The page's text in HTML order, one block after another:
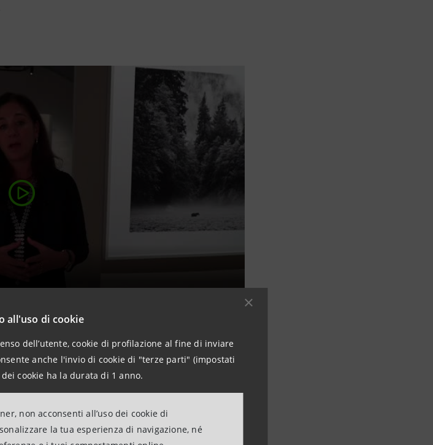
all'uso di cookie
dell’utente, cookie di profilazione al fine di inviare
anche l'invio di cookie di "terze parti" (impostati
cookie ha la durata di 1 anno.
non acconsenti all’uso dei cookie di
la tua esperienza di navigazione, né
ambientali in un